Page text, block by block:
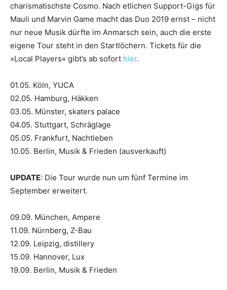
charismatischste Cosmo. Nach etlichen Support-Gigs für
Mauli und Marvin Game macht das Duo 2019 ernst – nicht
nur neue Musik dürfte im Anmarsch sein, auch die erste
eigene Tour steht in den Startlöchern. Tickets für die
»Local Players« gibt’s ab sofort hier.
01.05. Köln, YUCA
02.05. Hamburg, Häkken
03.05. Münster, skaters palace
04.05. Stuttgart, Schräglage
05.05. Frankfurt, Nachtleben
10.05. Berlin, Musik & Frieden (ausverkauft)
UPDATE: Die Tour wurde nun um fünf Termine im
September erweitert.
09.09. München, Ampere
11.09. Nürnberg, Z-Bau
12.09. Leipzig, distillery
15.09. Hannover, Lux
19.09. Berlin, Musik & Frieden